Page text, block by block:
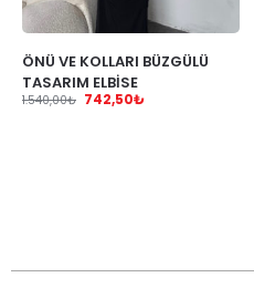
ÖNÜ VE KOLLARI BÜZGÜLÜ
TASARIM ELBİSE
1.540,00₺ 742,50₺